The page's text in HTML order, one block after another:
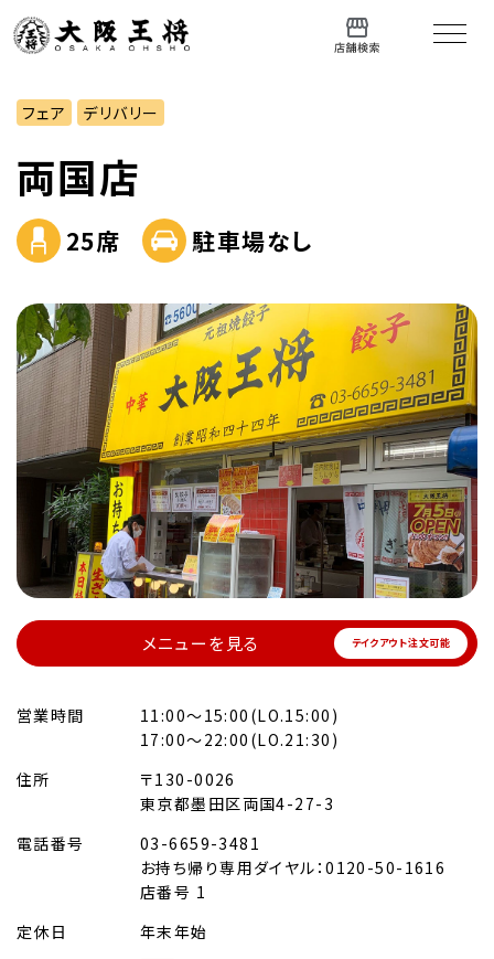
フェア デリバリー
両国店
25席 駐車場なし
メニューを見る テイクアウト注文可能
営業時間
11:00～15:00(LO.15:00)
17:00～22:00(LO.21:30)
住所
〒130-0026
東京都墨田区両国4-27-3
電話番号
03-6659-3481
お持ち帰り専用ダイヤル：0120-50-1616
店番号 1
定休日
年末年始